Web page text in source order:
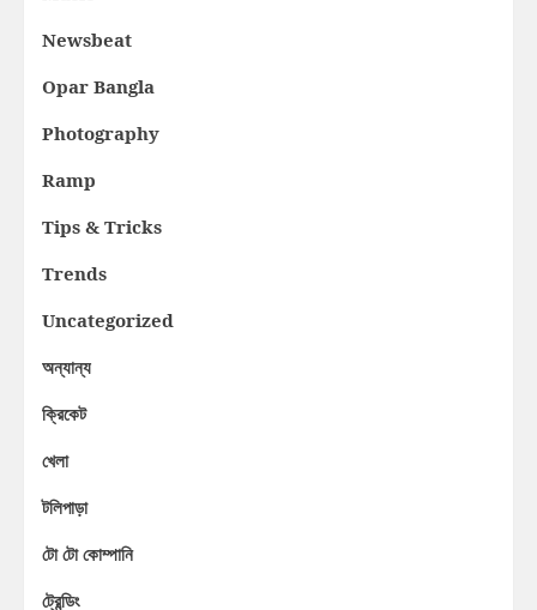
Newsbeat
Opar Bangla
Photography
Ramp
Tips & Tricks
Trends
Uncategorized
অন্যান্য
ক্রিকেট
খেলা
টলিপাড়া
টো টো কোম্পানি
ট্রেন্ডিং